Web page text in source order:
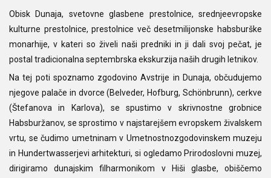
Obisk Dunaja, svetovne glasbene prestolnice, srednjeevropske
kulturne prestolnice, prestolnice več desetmilijonske habsburške
monarhije, v kateri so živeli naši predniki in ji dali svoj pečat, je
postal tradicionalna septembrska ekskurzija naših drugih letnikov.
Na tej poti spoznamo zgodovino Avstrije in Dunaja, občudujemo
njegove palače in dvorce (Belveder, Hofburg, Schönbrunn), cerkve
(Štefanova in Karlova), se spustimo v skrivnostne grobnice
Habsburžanov, se sprostimo v najstarejšem evropskem živalskem
vrtu, se čudimo umetninam v Umetnostnozgodovinskem muzeju
in Hundertwasserjevi arhitekturi, si ogledamo Prirodoslovni muzej,
dirigiramo dunajskim filharmonikom v Hiši glasbe, obiščemo